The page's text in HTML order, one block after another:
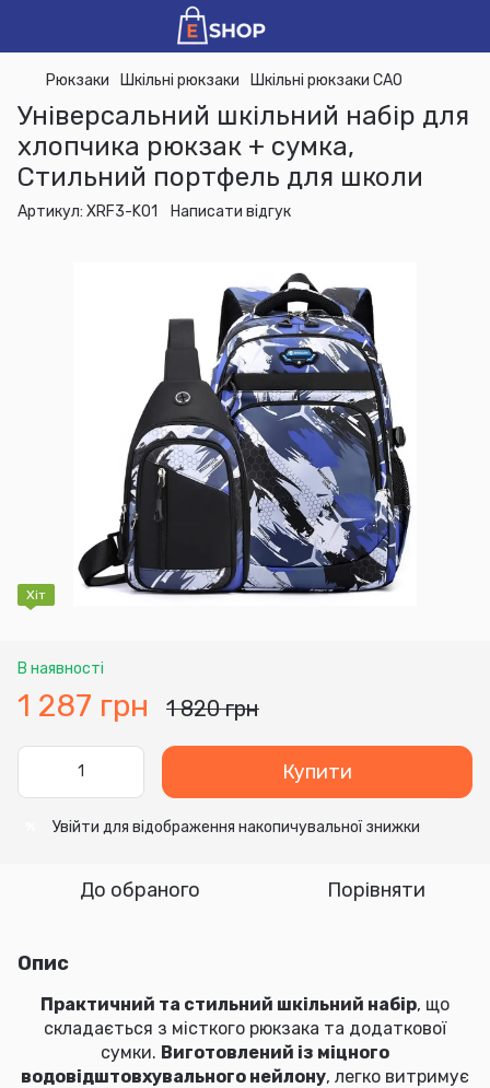
Рюкзаки Шкільні рюкзаки Шкільні рюкзаки CAO
Універсальний шкільний набір для
хлопчика рюкзак + сумка,
Стильний портфель для школи
Артикул: XRF3-K01 Написати відгук
Хіт
В наявності
1 287 грн 1 820 грн
Купити
Увійти для відображення накопичувальної знижки
До обраного Порівняти
Опис
Практичний та стильний шкільний набір, що
складається з місткого рюкзака та додаткової
сумки. Виготовлений із міцного
водовідштовхувального нейлону, легко витримує